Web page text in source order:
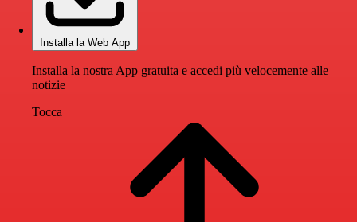
Installa la Web App
Installa la nostra App gratuita e accedi più velocemente alle
notizie
Tocca